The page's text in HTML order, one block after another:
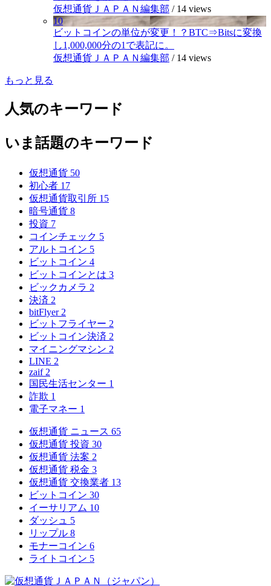
仮想通貨ＪＡＰＡＮ編集部 / 14 views
10
ビットコインの単位が変更！？BTC⇒Bitsに変換
し1,000,000分の1で表記に。
仮想通貨ＪＡＰＡＮ編集部 / 14 views
もっと見る
人気のキーワード
いま話題のキーワード
仮想通貨 50
初心者 17
仮想通貨取引所 15
暗号通貨 8
投資 7
コインチェック 5
アルトコイン 5
ビットコイン 4
ビットコインとは 3
ビックカメラ 2
決済 2
bitFlyer 2
ビットフライヤー 2
ビットコイン決済 2
マイニングマシン 2
LINE 2
zaif 2
国民生活センター 1
詐欺 1
電子マネー 1
仮想通貨 ニュース 65
仮想通貨 投資 30
仮想通貨 法案 2
仮想通貨 税金 3
仮想通貨 交換業者 13
ビットコイン 30
イーサリアム 10
ダッシュ 5
リップル 8
モナーコイン 6
ライトコイン 5